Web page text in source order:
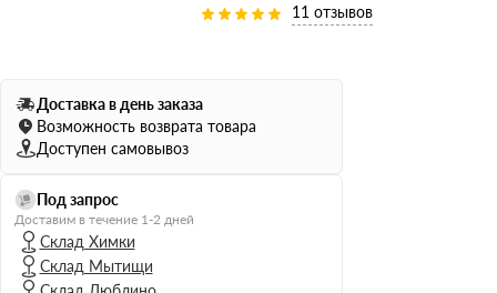
100 мм
Руф Баттс
Д Оптима
В Оптима
Д Стандарт
11 отзывов
Доставка в день заказа
Возможность возврата товара
Доступен самовывоз
Под запрос
Доставим в течение 1-2 дней
Склад Химки
Склад Мытищи